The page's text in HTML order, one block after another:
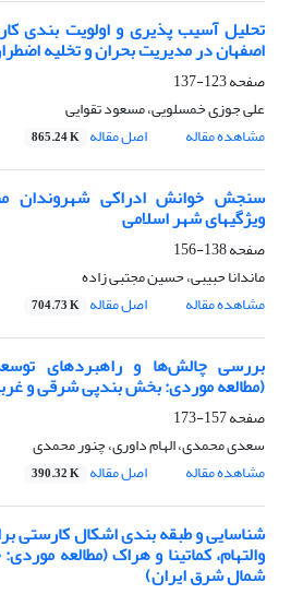
تحلیل آسیب پذیری و اولویت بندی
اصفهان در مدیریت بحران و تخلیه
صفحه123-137
علی جوزی خمسلویی، مسعود تقوایی
مشاهده مقاله
اصل مقاله 865.24 K
ویژگیهای شهر اسلامی
صفحه138-156
ماندانا حبیبی، حسین مجتبی زاده
مشاهده مقاله
اصل مقاله 704.73 K
بررسی چالش‌ها و راهبردهای
(مطالعه موردی: بخش بندپی شرقی و
صفحه157-173
سعدی محمدی، الهام داوری، چنور محمدی
مشاهده مقاله
اصل مقاله 390.32 K
شناسایی و طبقه بندی اشکال کارستی
والتهام، کماتینا و هراک (مطالعه
شمال شرق ایران)